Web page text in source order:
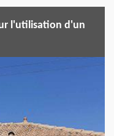
l'utilisation d'un